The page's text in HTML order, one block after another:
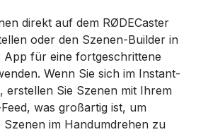
direkt auf dem RØDECaster
oder den Szenen-Builder in
App für eine fortgeschrittene
Wenn Sie sich im Instant-
erstellen Sie Szenen mit Ihrem
was großartig ist, um
im Handumdrehen zu